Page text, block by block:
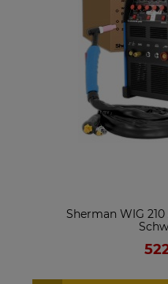
Sherman WIG